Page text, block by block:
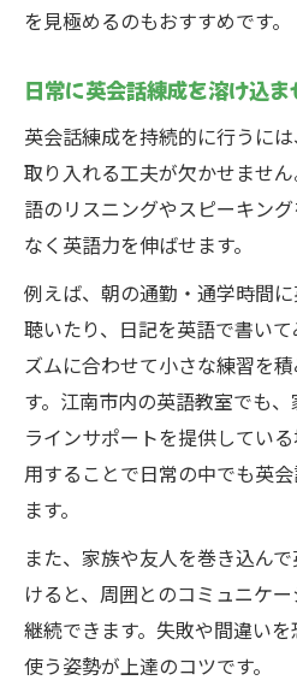
を見極めるのもおすすめです。
日常に英会話練成を溶け込
英会話練成を持続的に行うに
取り入れる工夫が欠かせませ
語のリスニングやスピーキン
なく英語力を伸ばせます。
例えば、朝の通勤・通学時間
聴いたり、日記を英語で書い
ズムに合わせて小さな練習を
す。江南市内の英語教室でも
ラインサポートを提供してい
用することで日常の中でも英
ます。
また、家族や友人を巻き込ん
けると、周囲とのコミュニケ
継続できます。失敗や間違い
使う姿勢が上達のコツです。